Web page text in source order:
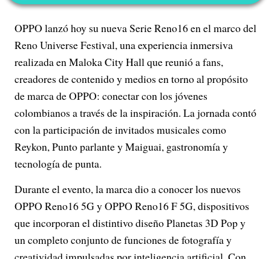
OPPO lanzó hoy su nueva Serie Reno16 en el marco del
Reno Universe Festival, una experiencia inmersiva
realizada en Maloka City Hall que reunió a fans,
creadores de contenido y medios en torno al propósito
de marca de OPPO: conectar con los jóvenes
colombianos a través de la inspiración. La jornada contó
con la participación de invitados musicales como
Reykon, Punto parlante y Maiguai, gastronomía y
tecnología de punta.
Durante el evento, la marca dio a conocer los nuevos
OPPO Reno16 5G y OPPO Reno16 F 5G, dispositivos
que incorporan el distintivo diseño Planetas 3D Pop y
un completo conjunto de funciones de fotografía y